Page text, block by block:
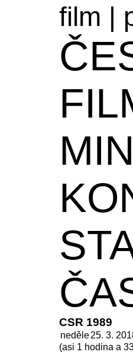
film |
CSR 1989
neděle25. 3.
(asi 1 hodina a